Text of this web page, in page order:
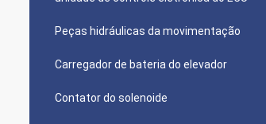
Peças hidráulicas da movimentação
Carregador de bateria do elevador
Contator do solenoide